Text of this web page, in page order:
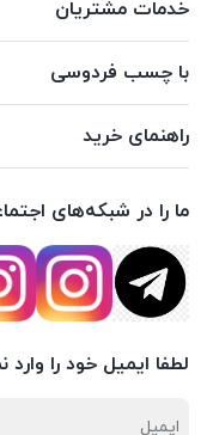
خدمات مشتریان
با چسب فردوسی
راهنمای خرید
ما را در شبکه‌های
لطفا ایمیل خود را وارد